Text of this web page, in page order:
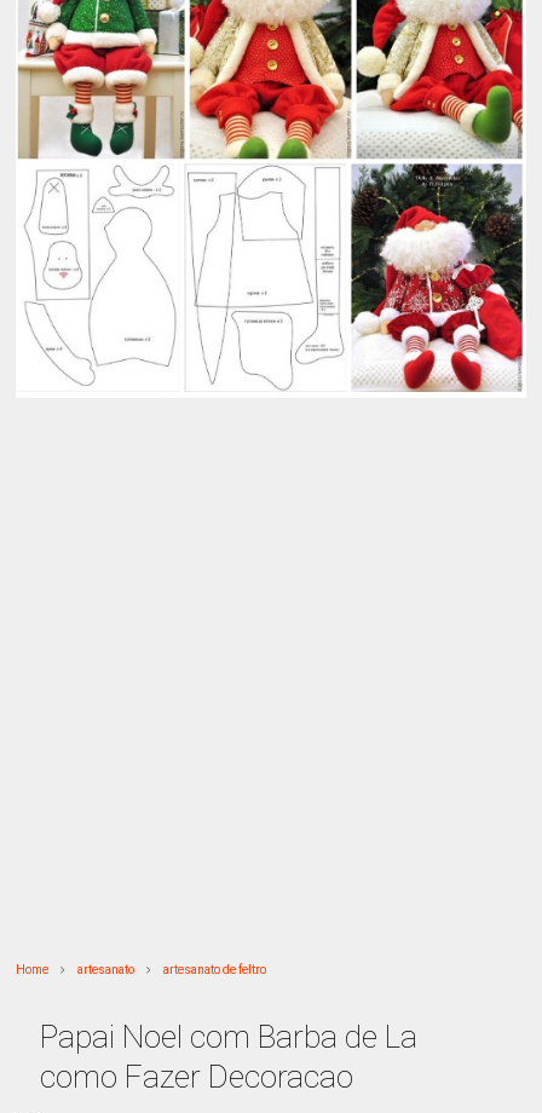
Home artesanato artesanato de feltro
Papai Noel com Barba de La
como Fazer Decoracao